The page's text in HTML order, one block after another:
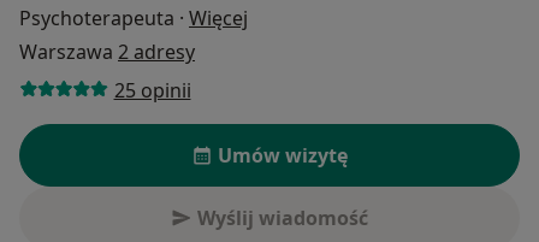
Psychoterapeuta · Więcej
Warszawa 2 adresy
25 opinii
Umów wizytę
Wyślij wiadomość